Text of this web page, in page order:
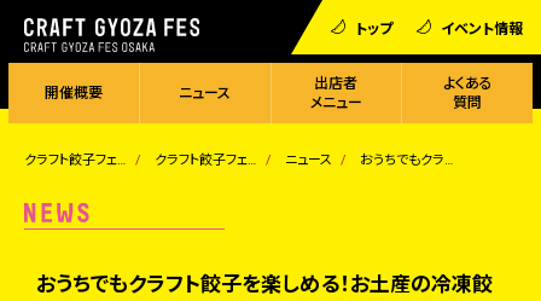
トップ イベント情報
開催概要 ニュース
出店者
メニュー
よくある
質問
クラフト餃子フェス クラフト餃子フェス OSAKA 2026 ニュース おうちでもクラフト餃子を楽しめる！お土産の冷凍餃子も大充実！
おうちでもクラフト餃子を楽しめる！お土産の冷凍餃